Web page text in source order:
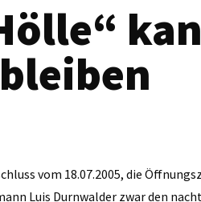
vom 18.07.2005, die
Luis Durnwalder zwar den